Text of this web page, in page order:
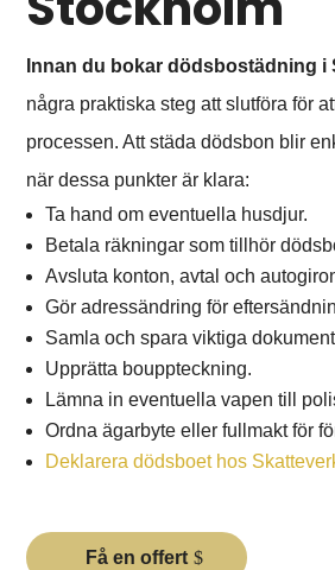
Innan du bokar dödsbostädning i
några praktiska steg att slutföra för
processen. Att städa dödsbon blir
när dessa punkter är klara:
Ta hand om eventuella husdjur.
Betala räkningar som tillhör
Avsluta konton, avtal och
Gör adressändring för
Samla och spara viktiga
Upprätta bouppteckning.
Lämna in eventuella vapen till
Ordna ägarbyte eller fullmakt för
Deklarera dödsboet hos
Få en offert